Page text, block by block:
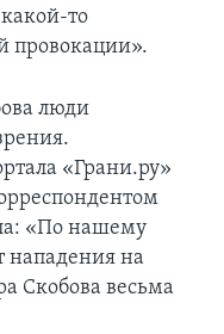
то
провокации».
люди
«Грани.ру»
«По нашему
нападения на
Скобова весьма